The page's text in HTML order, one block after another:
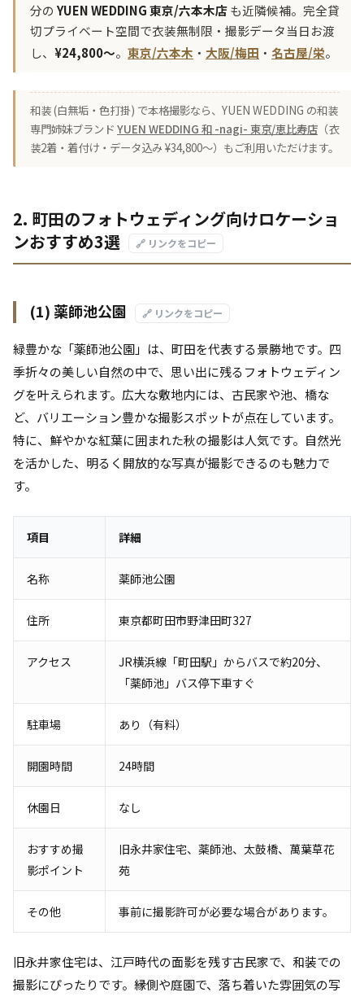
分の YUEN WEDDING 東京/六本木店も近隣候補。完全貸
切プライベート空間で衣装無制限・撮影データ当日お渡
し、 ¥24,800〜。 東京/六本木 ・ 大阪/梅田 ・ 名古屋/栄。
和装 (白無垢・色打掛) で本格撮影なら、YUEN WEDDING の和装
専門姉妹ブランド YUEN WEDDING 和 -nagi- 東京/恵比寿店 （衣
装2着・着付け・データ込み ¥34,800〜）もご利用いただけます。
2. 町田のフォトウェディング向けロケーショ
ンおすすめ3選
🔗 リンクをコピー
(1) 薬師池公園 🔗 リンクをコピー
緑豊かな「薬師池公園」は、町田を代表する景勝地です。四
季折々の美しい自然の中で、思い出に残るフォトウェディン
グを叶えられます。広大な敷地内には、古民家や池、橋な
ど、バリエーション豊かな撮影スポットが点在しています。
特に、鮮やかな紅葉に囲まれた秋の撮影は人気です。自然光
を活かした、明るく開放的な写真が撮影できるのも魅力で
す。
項目 詳細
名称 薬師池公園
住所 東京都町田市野津田町327
アクセス
JR横浜線「町田駅」からバスで約20分、
「薬師池」バス停下車すぐ
駐車場 あり（有料）
開園時間 24時間
休園日 なし
おすすめ撮
影ポイント
旧永井家住宅、薬師池、太鼓橋、萬葉草花
苑
その他 事前に撮影許可が必要な場合があります。
旧永井家住宅は、江戸時代の面影を残す古民家で、和装での
撮影にぴったりです。縁側や庭園で、落ち着いた雰囲気の写